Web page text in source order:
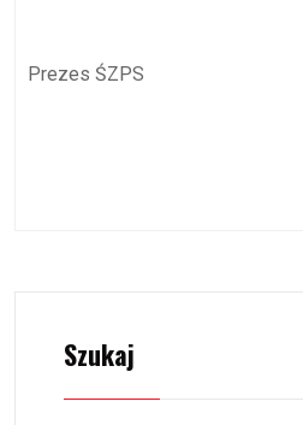
Prezes ŚZPS
Szukaj